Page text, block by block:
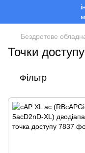
Бездротове
Точки
Фільтр